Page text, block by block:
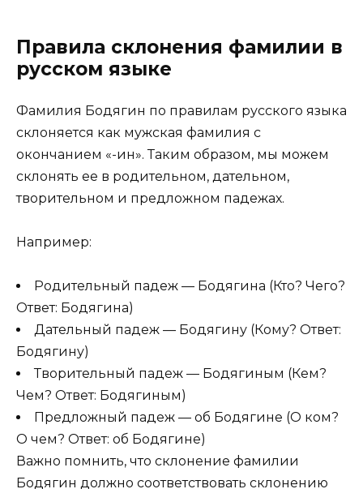
Правила склонения фамилии в
русском языке
Фамилия Бодягин по правилам русского языка
склоняется как мужская фамилия с
окончанием «-ин». Таким образом, мы можем
склонять ее в родительном, дательном,
творительном и предложном падежах.
Например:
Родительный падеж — Бодягина (Кто? Чего?
Ответ: Бодягина)
Дательный падеж — Бодягину (Кому? Ответ:
Бодягину)
Творительный падеж — Бодягиным (Кем?
Чем? Ответ: Бодягиным)
Предложный падеж — об Бодягине (О ком?
О чем? Ответ: об Бодягине)
Важно помнить, что склонение фамилии
Бодягин должно соответствовать склонению